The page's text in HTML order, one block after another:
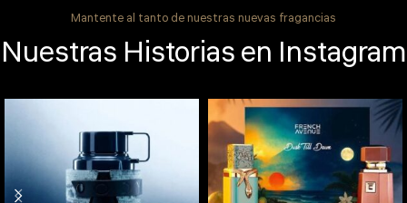
Mantente al tanto de nuestras nuevas fragancias
Nuestras Historias en Instagram